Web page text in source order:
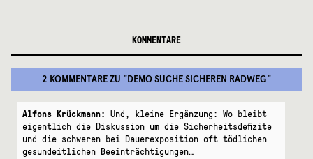
KOMMENTARE
2 KOMMENTAREZU "DEMO SUCHE SICHEREN RADWEG"
Alfons Krückmann: Und, kleine Ergänzung: Wo bleibt
eigentlich die Diskussion um die Sicherheitsdefizite
und die schweren bei Dauerexposition oft tödlichen
gesundeitlichen Beeinträchtigungen…